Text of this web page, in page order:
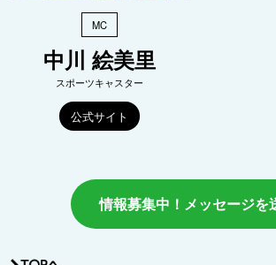
MC
中川 絵美里
スポーツキャスター
公式サイト
情報募集中！メッセージを